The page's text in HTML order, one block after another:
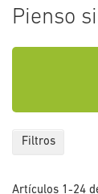
Pienso
Artículos 1 -24
Filtros